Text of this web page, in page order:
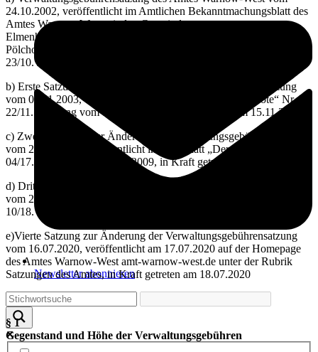
Newsletter abonnieren
24.10.2002, veröffentlicht im Amtlichen Bekanntmachungsblatt des
Amtes Warnow-West mit den Gemeinden
Elmenhorst/Lichtenhagen, Kritzmow, Lambrechtshagen, Papendorf,
Pölchow, Stäbelow und Ziesendorf (Amtsblatt) „Der Landbote“ Nr.
23/10. Jahrgang vom 15.11.2002, in Kraft getreten am 16.11.2002;
b) Erste Satzung zur Änderung der Verwaltungsgebührensatzung
vom 04.11.2003, veröffentlicht im Amtsblatt „Der Landbote“ Nr.
22/11. Jahrgang vom 14.11.2003, in Kraft getreten am 15.11.2003;
c) Zweite Satzung zur Änderung der Verwaltungsgebührensatzung
vom 24.03.2009, veröffentlicht im Amtsblatt „Der Landbote“ Nr.
04/17. Jahrgang vom 14.04.2009, in Kraft getreten am 15.04.2009;
d) Dritte Satzung zur Änderung der Verwaltungsgebührensatzung
vom 23.09.2010, veröffentlicht im Amtsblatt „Der Landbote“ Nr.
10/18. Jahrgang vom 11.10.2010, in Kraft getreten am 12.10.2010;
e)Vierte Satzung zur Änderung der Verwaltungsgebührensatzung
vom 16.07.2020, veröffentlicht am 17.07.2020 auf der Homepage
des Amtes Warnow-West amt-warnow-west.de unter der Rubrik
Satzungen des Amtes, in Kraft getreten am 18.07.2020
§ 1
Gegenstand und Höhe der Verwaltungsgebühren